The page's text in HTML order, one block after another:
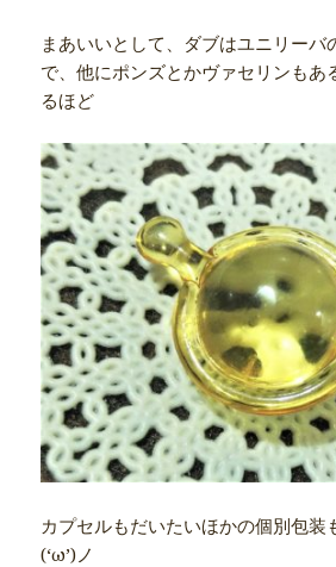
まあいいとして、ダブはユニリーバ
で、他にポンズとかヴァセリンもあ
るほど
カプセルもだいたいほかの個別包装
(‘ω’)ノ